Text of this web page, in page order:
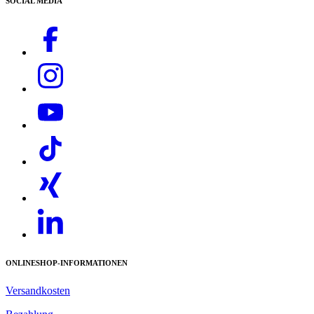
ONLINESHOP-INFORMATIONEN
Versandkosten